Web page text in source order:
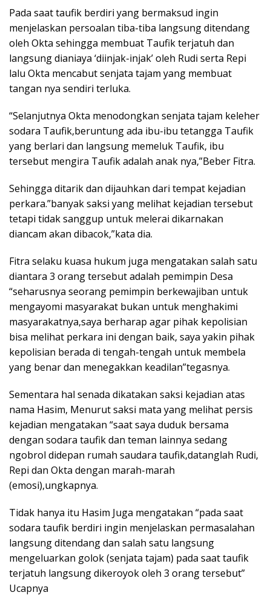
Pada saat taufik berdiri yang bermaksud ingin
menjelaskan persoalan tiba-tiba langsung ditendang
oleh Okta sehingga membuat Taufik terjatuh dan
langsung dianiaya ‘diinjak-injak’ oleh Rudi serta Repi
lalu Okta mencabut senjata tajam yang membuat
tangan nya sendiri terluka.
“Selanjutnya Okta menodongkan senjata tajam keleher
sodara Taufik,beruntung ada ibu-ibu tetangga Taufik
yang berlari dan langsung memeluk Taufik, ibu
tersebut mengira Taufik adalah anak nya,”Beber Fitra.
Sehingga ditarik dan dijauhkan dari tempat kejadian
perkara.”banyak saksi yang melihat kejadian tersebut
tetapi tidak sanggup untuk melerai dikarnakan
diancam akan dibacok,”kata dia.
Fitra selaku kuasa hukum juga mengatakan salah satu
diantara 3 orang tersebut adalah pemimpin Desa
“seharusnya seorang pemimpin berkewajiban untuk
mengayomi masyarakat bukan untuk menghakimi
masyarakatnya,saya berharap agar pihak kepolisian
bisa melihat perkara ini dengan baik, saya yakin pihak
kepolisian berada di tengah-tengah untuk membela
yang benar dan menegakkan keadilan”tegasnya.
Sementara hal senada dikatakan saksi kejadian atas
nama Hasim, Menurut saksi mata yang melihat persis
kejadian mengatakan “saat saya duduk bersama
dengan sodara taufik dan teman lainnya sedang
ngobrol didepan rumah saudara taufik,datanglah Rudi,
Repi dan Okta dengan marah-marah
(emosi),ungkapnya.
Tidak hanya itu Hasim Juga mengatakan “pada saat
sodara taufik berdiri ingin menjelaskan permasalahan
langsung ditendang dan salah satu langsung
mengeluarkan golok (senjata tajam) pada saat taufik
terjatuh langsung dikeroyok oleh 3 orang tersebut”
Ucapnya